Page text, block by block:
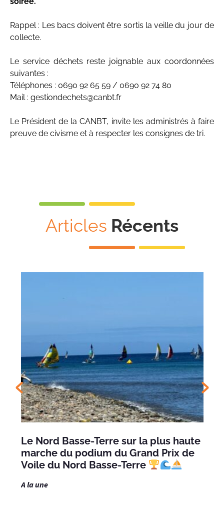
Rappel : Les bacs doivent être sortis la veille du jour de
collecte.
Le service déchets reste joignable aux coordonnées
suivantes :
Téléphones : 0690 92 65 59 / 0690 92 74 80
Mail : gestiondechets@canbt.fr
Le Président de la CANBT, invite les administrés à faire
preuve de civisme et à respecter les consignes de tri.
Articles Récents
A la une
Le Nord Basse-Terre sur la plus haute
marche du podium du Grand Prix de
Voile du Nord Basse-Terre